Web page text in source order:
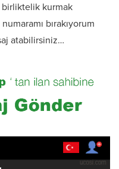
kurmak
bırakıyorum
atabilirsiniz…